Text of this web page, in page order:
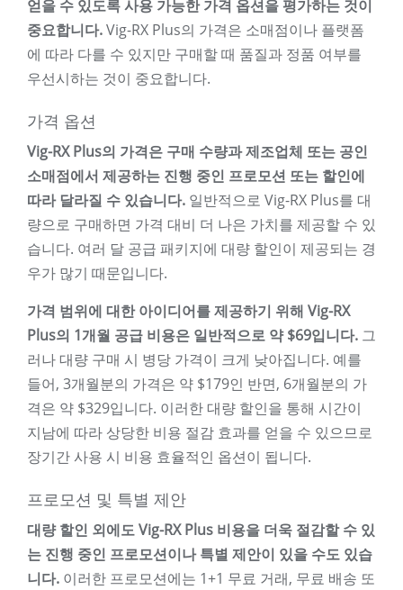
얻을 수 있도록 사용 가능한 가격 옵션을 평가하는 것이
중요합니다.Vig-RX Plus의 가격은 소매점이나 플랫폼
에 따라 다를 수 있지만 구매할 때 품질과 정품 여부를
우선시하는 것이 중요합니다.
가격 옵션
Vig-RX Plus의 가격은 구매 수량과 제조업체 또는 공인
소매점에서 제공하는 진행 중인 프로모션 또는 할인에
따라 달라질 수 있습니다. 일반적으로 Vig-RX Plus를 대
량으로 구매하면 가격 대비 더 나은 가치를 제공할 수 있
습니다. 여러 달 공급 패키지에 대량 할인이 제공되는 경
우가 많기 때문입니다.
가격 범위에 대한 아이디어를 제공하기 위해 Vig-RX
Plus의 1개월 공급 비용은 일반적으로 약 $69입니다. 그
러나 대량 구매 시 병당 가격이 크게 낮아집니다. 예를
들어, 3개월분의 가격은 약 $179인 반면, 6개월분의 가
격은 약 $329입니다. 이러한 대량 할인을 통해 시간이
지남에 따라 상당한 비용 절감 효과를 얻을 수 있으므로
장기간 사용 시 비용 효율적인 옵션이 됩니다.
프로모션 및 특별 제안
대량 할인 외에도 Vig-RX Plus 비용을 더욱 절감할 수 있
는 진행 중인 프로모션이나 특별 제안이 있을 수도 있습
니다. 이러한 프로모션에는 1+1 무료 거래, 무료 배송 또